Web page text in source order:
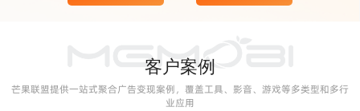
客户案例
芒果联盟提供一站式聚合广告变现案例，覆盖工具、影音、游戏等多类型和多行
业应用